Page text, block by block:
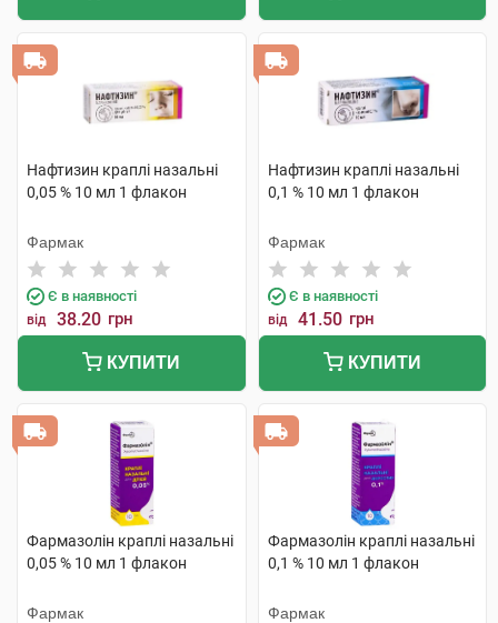
Нафтизин краплі назальні
0,05 % 10 мл 1 флакон
Фармак
Є в наявності
від 38.20 грн
КУПИТИ
Нафтизин краплі назальні
0,1 % 10 мл 1 флакон
Фармак
Є в наявності
від 41.50 грн
КУПИТИ
Фармазолін краплі назальні
0,05 % 10 мл 1 флакон
Фармак
Фармазолін краплі назальні
0,1 % 10 мл 1 флакон
Фармак